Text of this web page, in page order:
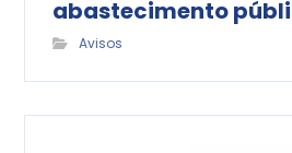
abastecimento
Avisos